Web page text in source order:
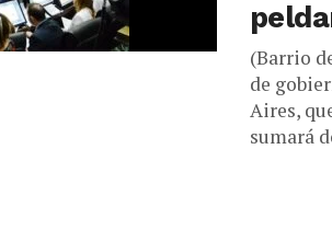
(Barrio
de
Aires,
sumará